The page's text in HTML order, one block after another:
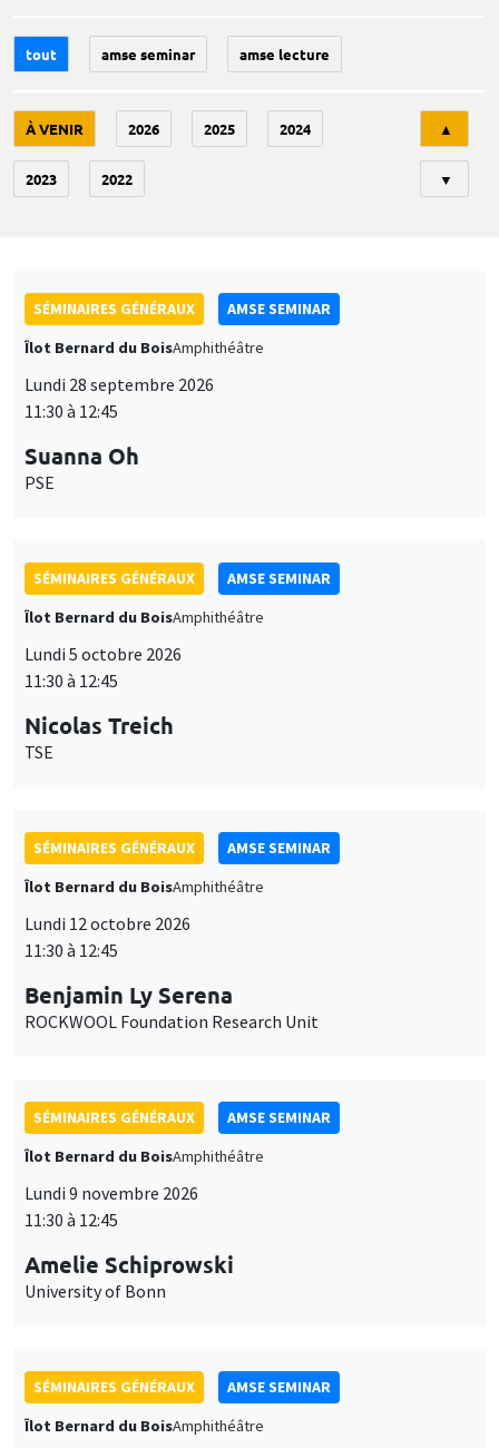
tout amse seminar amse lecture
À VENIR 2026 2025 2024
2023 2022
▲
▼
SÉMINAIRES GÉNÉRAUX
AMSE SEMINAR
Îlot Bernard du BoisAmphithéâtre
Lundi 28 septembre 2026
11:30 à 12:45
Suanna Oh
PSE
SÉMINAIRES GÉNÉRAUX
AMSE SEMINAR
Îlot Bernard du BoisAmphithéâtre
Lundi 5 octobre 2026
11:30 à 12:45
Nicolas Treich
TSE
SÉMINAIRES GÉNÉRAUX
AMSE SEMINAR
Îlot Bernard du BoisAmphithéâtre
Lundi 12 octobre 2026
11:30 à 12:45
Benjamin Ly Serena
ROCKWOOL Foundation Research Unit
SÉMINAIRES GÉNÉRAUX
AMSE SEMINAR
Îlot Bernard du BoisAmphithéâtre
Lundi 9 novembre 2026
11:30 à 12:45
Amelie Schiprowski
University of Bonn
SÉMINAIRES GÉNÉRAUX
AMSE SEMINAR
Îlot Bernard du BoisAmphithéâtre